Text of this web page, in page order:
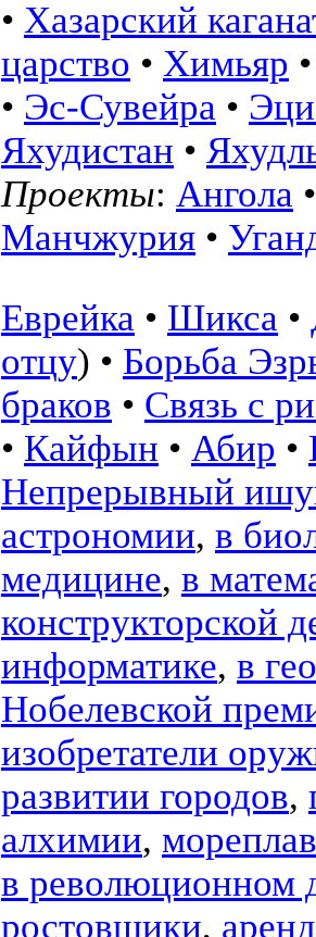
• Хазарский
царство • Химьяр
• Эс-Сувейра •
Яхудистан •
Проекты: Ангола
Манчжурия •
Еврейка • Шикса •
отцу) • Борьба
браков • Связь с
• Кайфын • Абир •
Непрерывный
астрономии, в
медицине, в
конструкторской
информатике, в
Нобелевской
изобретатели
развитии городов,
алхимии,
в революционном
ростовщики,